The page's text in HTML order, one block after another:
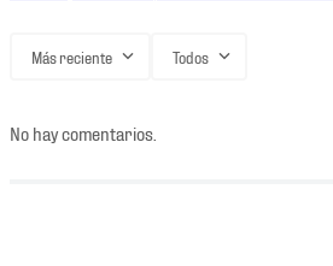
Más reciente Todos
No hay comentarios.